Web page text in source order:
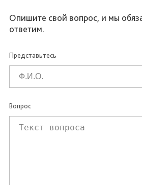
Опишите свой вопрос, и мы
ответим.
Представьтесь
Вопрос